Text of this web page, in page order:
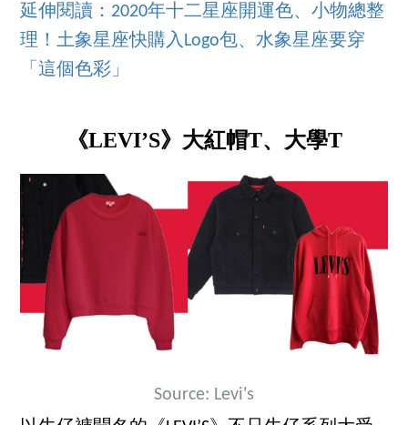
延伸閱讀：2020年十二星座開運色、小物總整
理！土象星座快購入Logo包、水象星座要穿
「這個色彩」
《LEVI’S》大紅帽T、大學T
Source: Levi's